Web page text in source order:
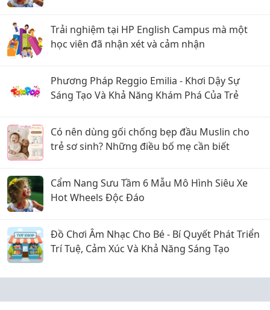
Trải nghiệm tại HP English Campus mà một
học viên đã nhận xét và cảm nhận
Phương Pháp Reggio Emilia - Khơi Dậy Sự
Sáng Tạo Và Khả Năng Khám Phá Của Trẻ
Có nên dùng gối chống bẹp đầu Muslin cho
trẻ sơ sinh? Những điều bố mẹ cần biết
Cẩm Nang Sưu Tầm 6 Mẫu Mô Hình Siêu Xe
Hot Wheels Độc Đáo
Đồ Chơi Âm Nhạc Cho Bé - Bí Quyết Phát Triển
Trí Tuệ, Cảm Xúc Và Khả Năng Sáng Tạo